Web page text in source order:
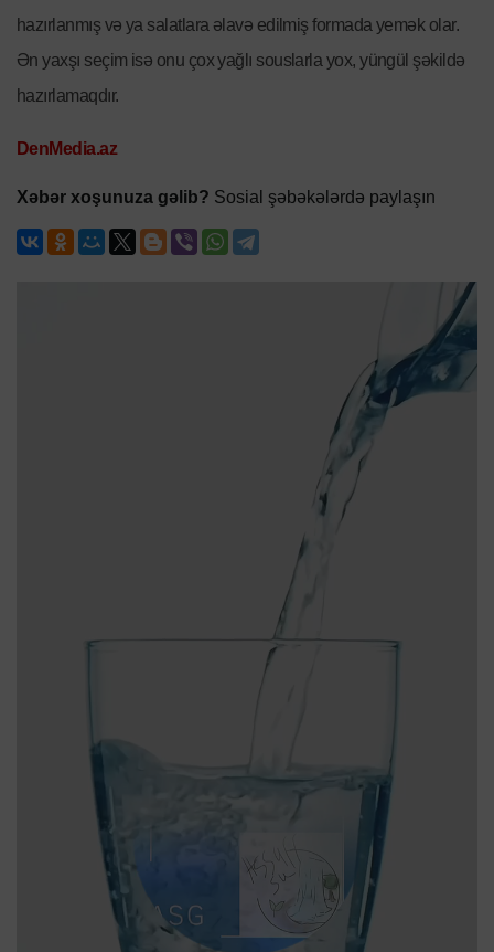
hazırlanmış və ya salatlara əlavə edilmiş formada yemək olar.
Ən yaxşı seçim isə onu çox yağlı souslarla yox, yüngül şəkildə
hazırlamaqdır.
DenMedia.az
Xəbər xoşunuza gəlib? Sosial şəbəkələrdə paylaşın